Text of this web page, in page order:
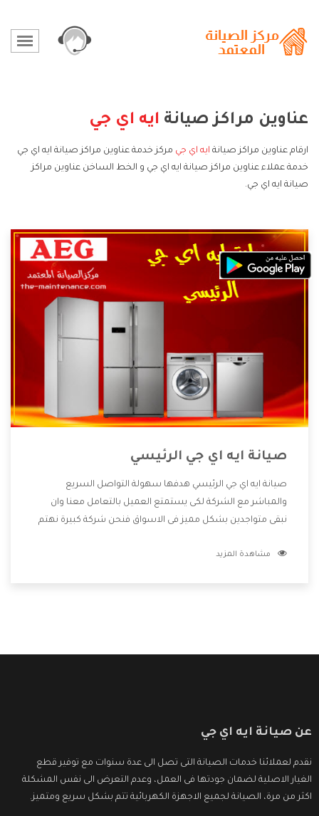
عناوين مراكز صيانة ايه اي جي
ارقام عناوين مراكز صيانة ايه اي جي مركز خدمة عناوين مراكز صيانة ايه اي جي
خدمة عملاء عناوين مراكز صيانة ايه اي جي و الخط الساخن عناوين مراكز
صيانة ايه اي جي.
صيانة ايه اي جي الرئيسي
صيانة ايه اي جي الرئيسي هدفها سهولة التواصل السريع
والمباشر مع الشركة لكى يستمتع العميل بالتعامل معنا وان
نبقى متواجدين بشكل مميز فى الاسواق فنحن شركة كبيرة نهتم
الشركة بها والتى تكون منها خدمة الصيانة التى تكون من أهم
مشاهدة المزيد
عن صيانة ايه اي جي
نقدم لعملائنا خدمات الصيانة التى تصل الى عدة سنوات مع توفير قطع
الغيار الاصلية لضمان جودتها فى العمل، وعدم التعرض الى نفس المشكلة
اكثر من مرة، الصيانة لجميع الاجهزة الكهربائية تتم بشكل سريع ومتميز.